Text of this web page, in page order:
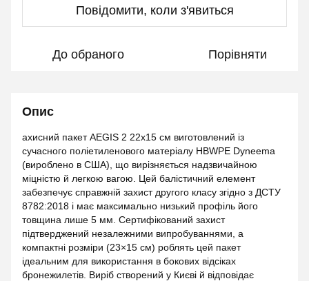
Повідомити, коли з'явиться
До обраного Порівняти
Опис
ахисний пакет AEGIS 2 22х15 см виготовлений із
сучасного поліетиленового матеріалу HBWPE Dyneema
(вироблено в США), що вирізняється надзвичайною
міцністю й легкою вагою. Цей балістичний елемент
забезпечує справжній захист другого класу згідно з ДСТУ
8782:2018 і має максимально низький профіль його
товщина лише 5 мм. Сертифікований захист
підтверджений незалежними випробуваннями, а
компактні розміри (23×15 см) роблять цей пакет
ідеальним для використання в бокових відсіках
бронежилетів. Виріб створений у Києві й відповідає